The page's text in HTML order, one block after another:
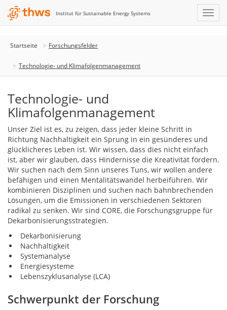
Institut für Sustainable Energy Systems
Startseite Forschungsfelder
Technologie- und Klimafolgenmanagement
Technologie- und
Klimafolgenmanagement
Unser Ziel ist es, zu zeigen, dass jeder kleine Schritt in
Richtung Nachhaltigkeit ein Sprung in ein gesünderes und
glücklicheres Leben ist. Wir wissen, dass dies nicht einfach
ist, aber wir glauben, dass Hindernisse die Kreativität fördern.
Wir suchen nach dem Sinn unseres Tuns, wir wollen andere
befähigen und einen Mentalitätswandel herbeiführen. Wir
kombinieren Disziplinen und suchen nach bahnbrechenden
Lösungen, um die Emissionen in verschiedenen Sektoren
radikal zu senken. Wir sind CORE, die Forschungsgruppe für
Dekarbonisierungsstrategien.
Dekarbonisierung
Nachhaltigkeit
Systemanalyse
Energiesysteme
Lebenszyklusanalyse (LCA)
Schwerpunkt der Forschung